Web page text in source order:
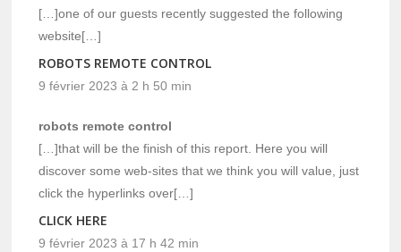
[…]one of our guests recently suggested the following
website[…]
ROBOTS REMOTE CONTROL
9 février 2023 à 2 h 50 min
robots remote control
[…]that will be the finish of this report. Here you will
discover some web-sites that we think you will value, just
click the hyperlinks over[…]
CLICK HERE
9 février 2023 à 17 h 42 min